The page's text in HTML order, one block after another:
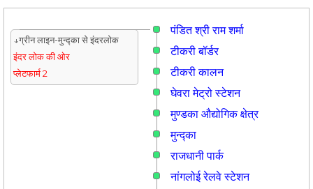
पंडित श्री राम शर्मा
↓ग्रीन लाइन-मुन्द्का से इंदरलोक
इंदर लोक की ओर
प्लेटफार्म 2
टीकरी बॉर्डर
टीकरी कालन
घेवरा मेट्रो स्टेशन
मुण्डका औद्योगिक क्षेत्र
मुन्द्का
राजधानी पार्क
नांगलोई रेलवे स्टेशन